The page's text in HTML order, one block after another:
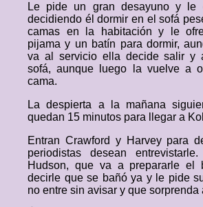
Le pide un gran desayuno y le
decidiendo él dormir en el sofá
camas en la habitación y le
pijama y un batín para dormir,
va al servicio ella decide salir y
sofá, aunque luego la vuelve a
cama.
La despierta a la mañana
quedan 15 minutos para llegar a
Entran Crawford y Harvey para
periodistas desean
Hudson, que va a prepararle el
decirle que se bañó ya y le pide
no entre sin avisar y que sorprenda